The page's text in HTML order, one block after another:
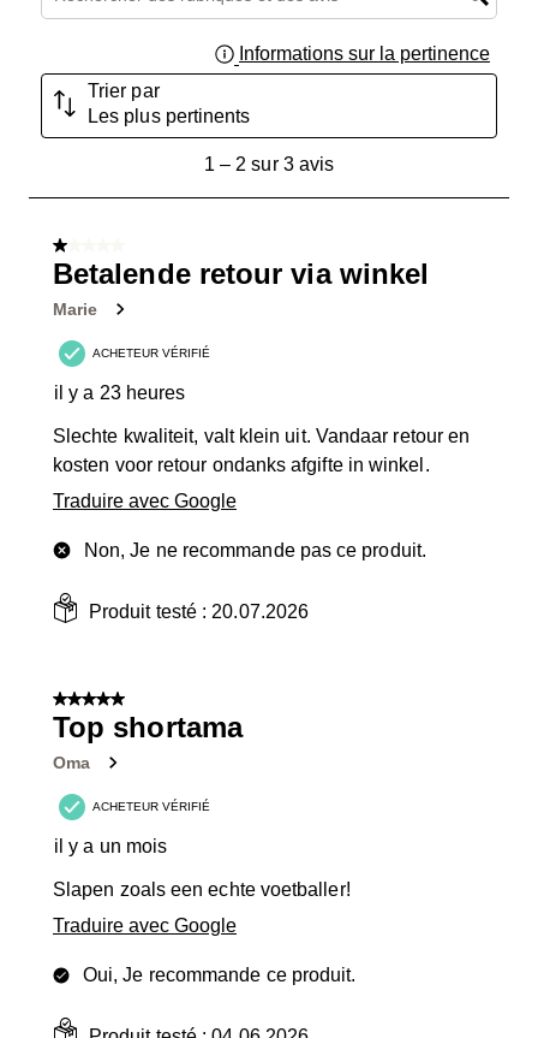
Informations sur la pertinence
Trier par
Les plus pertinents
sur
avis.
1– 2 sur 3 avis
1 sur 5 étoiles.
Betalende retour via winkel
Marie
ACHETEUR VÉRIFIÉ
il y a 23 heures
Slechte kwaliteit, valt klein uit. Vandaar retour en
kosten voor retour ondanks afgifte in winkel.
Traduire avec Google
Non, Je ne recommande pas ce produit.
Produit testé :20.07.2026
5 sur 5 étoiles.
Top shortama
Oma
ACHETEUR VÉRIFIÉ
il y a un mois
Slapen zoals een echte voetballer!
Traduire avec Google
Oui, Je recommande ce produit.